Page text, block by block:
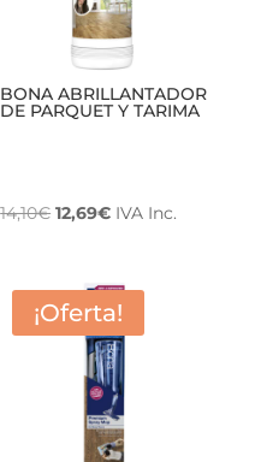
BONA ABRILLANTADOR
DE PARQUET Y TARIMA
14,10€ El
era:
14,10€.
12,69€El
es:
12,69€.
IVA Inc.
¡Oferta!